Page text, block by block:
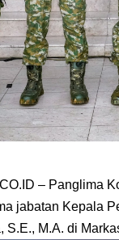
– Panglima
jabatan Kepala
S.E., M.A. di